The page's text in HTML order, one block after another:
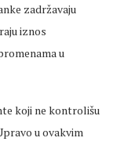
zadržavaju
iznos
u
koji ne kontrolišu
u ovakvim